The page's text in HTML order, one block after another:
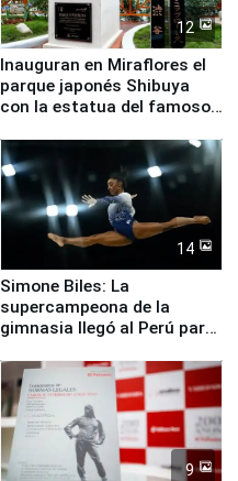
12
Inauguran en Miraflores el
parque japonés Shibuya
con la estatua del famoso
14
Simone Biles: La
supercampeona de la
gimnasia llegó al Perú para
Panamericanos Lima 2027
9